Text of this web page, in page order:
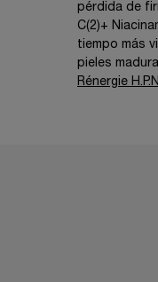
pérdida de
C(2)+
tiempo más
pieles
Rénergie